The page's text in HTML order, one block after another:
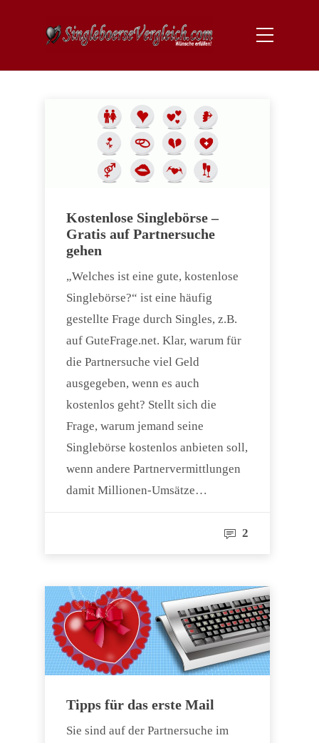
Kostenlose Singlebörse –
Gratis auf Partnersuche
gehen
„Welches ist eine gute, kostenlose
Singlebörse?“ ist eine häufig
gestellte Frage durch Singles, z.B.
auf GuteFrage.net. Klar, warum für
die Partnersuche viel Geld
ausgegeben, wenn es auch
kostenlos geht? Stellt sich die
Frage, warum jemand seine
Singlebörse kostenlos anbieten soll,
wenn andere Partnervermittlungen
damit Millionen-Umsätze…
2
Tipps für das erste Mail
Sie sind auf der Partnersuche im